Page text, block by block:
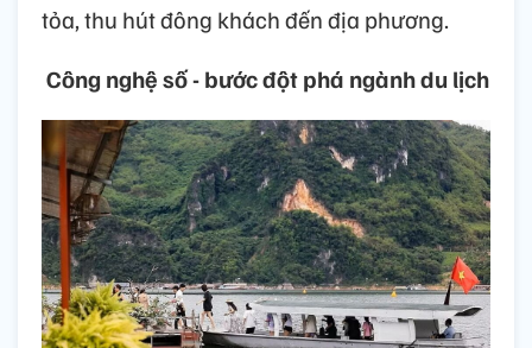
tỏa, thu hút đông khách đến địa phương.
Công nghệ số - bước đột phá ngành du lịch